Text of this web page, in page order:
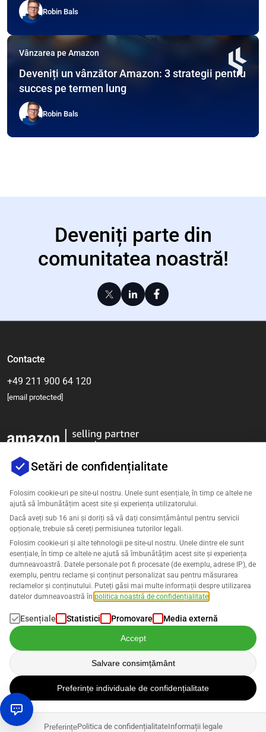
Robin Bals
Vânzarea pe Amazon
Deveniți un vânzător Amazon: 3 strategii pentru
succes pe termen lung
Robin Bals
Deveniți parte din
comunitatea noastră!
Contacte
+49 211 900 64 120
[email protected]
Companie
Asistență
Soluții pentru Amazon
Română
Datele sunt procesate în conformitate cu
confidențialitate
Drepturi de autor © 2026 SELLERLOGIC. Toate drepturile rezervate.
Setări de confidențialitate
Folosim cookie-uri pe site-ul nostru. Unele sunt esențiale, în timp ce altele ne
ajută să îmbunătățim acest site și experiența utilizatorului.
Dacă aveți sub 16 ani și doriți să vă dați consimțământul pentru servicii
opționale, trebuie să cereți permisiunea tutorilor legali.
Folosim cookie-uri și alte tehnologii pe site-ul nostru. Unele dintre ele sunt
esențiale, în timp ce altele ne ajută să îmbunătățim acest site și experiența
dumneavoastră. Datele personale pot fi procesate (de exemplu, adrese IP), de
exemplu, pentru reclame și conținut personalizat sau pentru măsurarea
reclamelor și conținutului. Puteți găsi mai multe informații despre utilizarea
datelor dumneavoastră în politica noastră de confidențialitate
Esențiale Statistici Promovare Media externă
Accept
Salvare consimțământ
Preferințe individuale de confidențialitate
PreferințePolitica de confidențialitateInformații legale